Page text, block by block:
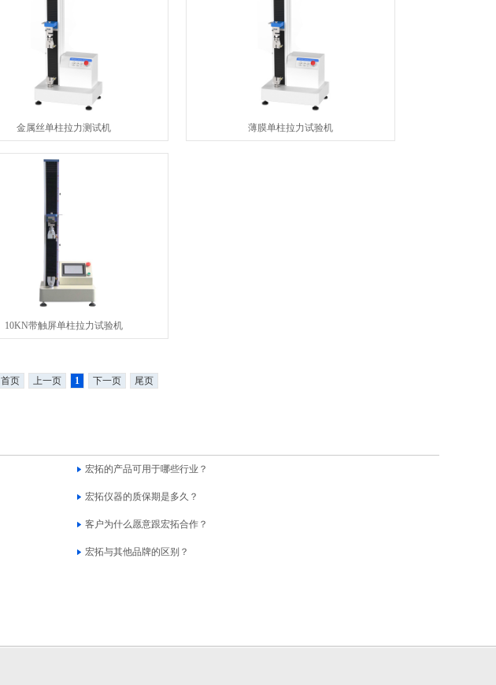
金属丝单柱拉力测试机 薄膜单柱拉力试验机
10KN带触屏单柱拉力试验机
首页 上一页 1 下一页 尾页
宏拓的产品可用于哪些行业？
宏拓仪器的质保期是多久？
客户为什么愿意跟宏拓合作？
宏拓与其他品牌的区别？